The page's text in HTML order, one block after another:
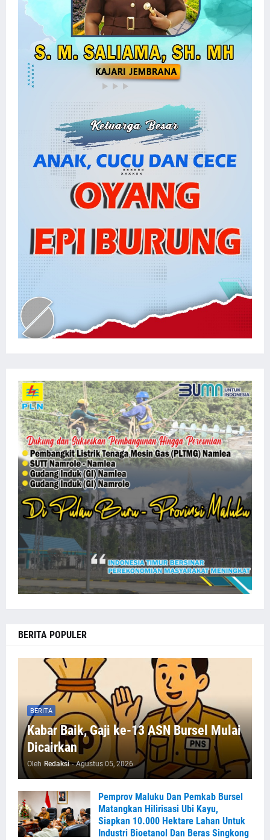
BERITA POPULER
BERITA
Kabar Baik, Gaji ke-13 ASN Bursel Mulai
Dicairkan
Oleh Redaksi - Agustus 05, 2026
Pemprov Maluku Dan Pemkab Bursel
Matangkan Hilirisasi Ubi Kayu,
Siapkan 10.000 Hektare Lahan Untuk
Industri Bioetanol Dan Beras Singkong